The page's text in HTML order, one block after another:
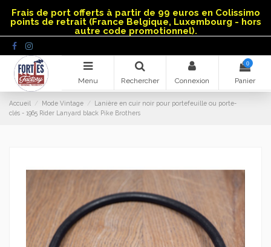
Frais de port offerts à partir de 99 euros en Colissimo
points de retrait (France Belgique, Luxembourg - hors
autre code promotionnel).
Menu Rechercher Connexion
0
Panier
Accueil Mode Vintage
Lanière en cuir noir pour portefeuille ou porte-
clés - 1965 Rider Lanyard black Pike Brothers